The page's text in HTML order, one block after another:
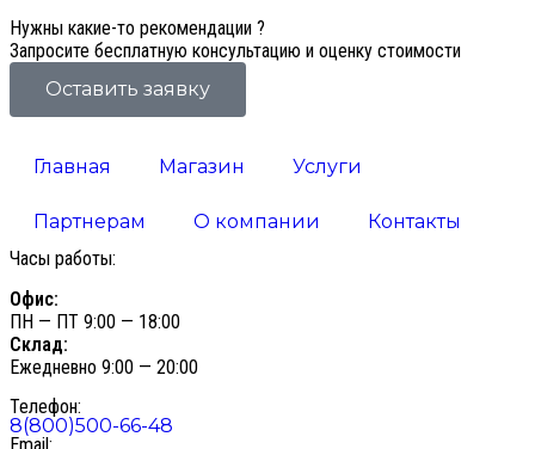
Нужны какие-то рекомендации ?
Запросите бесплатную консультацию и оценку стоимости
Оставить заявку
Главная Магазин Услуги
Партнерам О компании
Контакты
Часы работы:
Офис:
ПН — ПТ 9:00 — 18:00
Склад:
Ежедневно 9:00 — 20:00
Телефон:
8(800)500-66-48